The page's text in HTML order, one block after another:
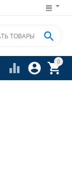
0



